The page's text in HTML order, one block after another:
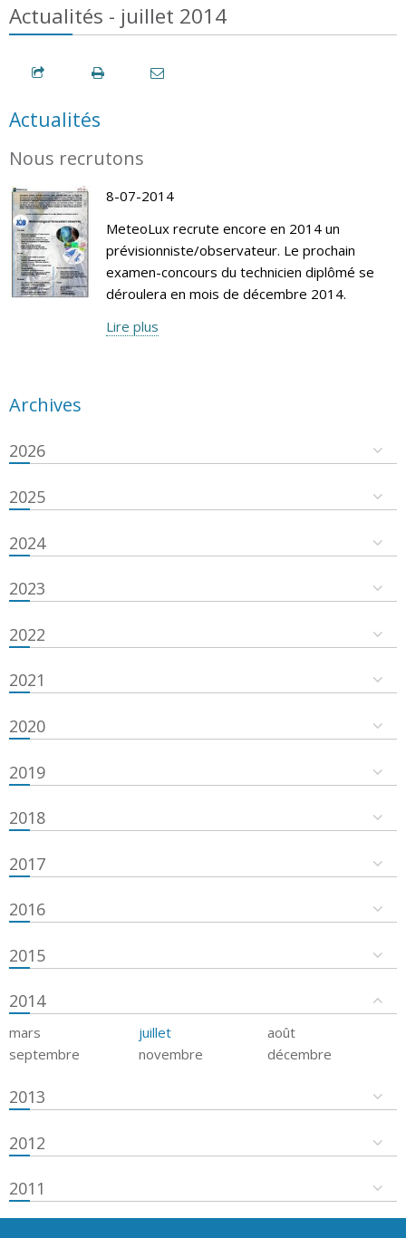
Actualités - juillet 2014
Actualités
Nous recrutons
8-07-2014
MeteoLux recrute encore en 2014 un
prévisionniste/observateur. Le prochain
examen-concours du technicien diplômé se
déroulera en mois de décembre 2014.
Lire plus
Archives
2026
2025
2024
2023
2022
2021
2020
2019
2018
2017
2016
2015
2014
mars juillet
août
septembre
novembre décembre
2013
2012
2011